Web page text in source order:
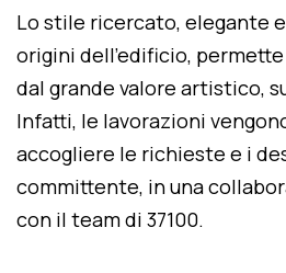
Lo stile ricercato, elegante
origini dell'edificio,
dal grande valore artistico,
Infatti, le lavorazioni
accogliere le richieste e i
committente, in una
con il team di 37100.